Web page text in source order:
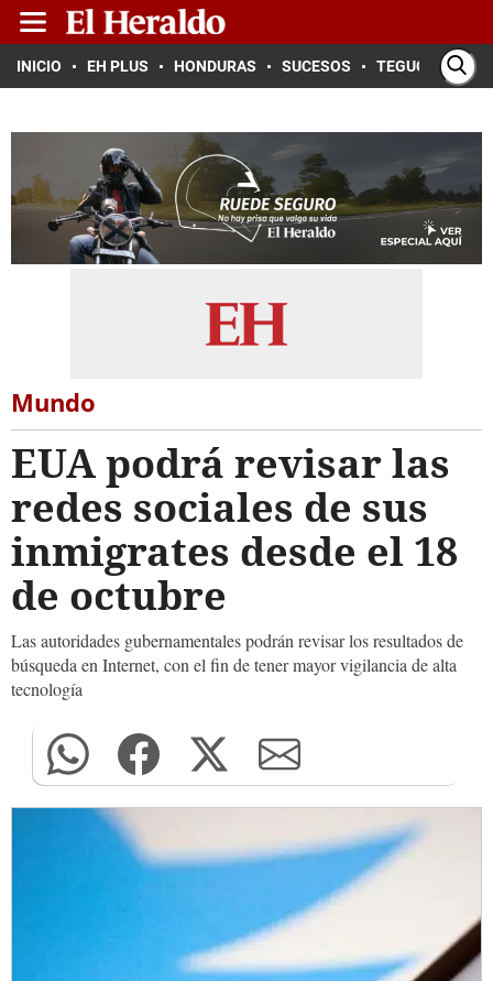
INICIO EH PLUS HONDURAS SUCESOS TEGUCIGALPA
Mundo
EUA podrá revisar las
redes sociales de sus
inmigrates desde el 18
de octubre
Las autoridades gubernamentales podrán revisar los resultados de
búsqueda en Internet, con el fin de tener mayor vigilancia de alta
tecnología